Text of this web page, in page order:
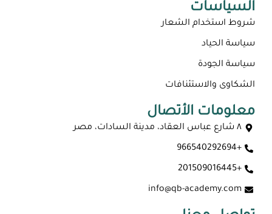
ماجستير عن بعد معتمد في السعودية 2026
السياسات
شروط استخدام الشعار
سياسة الحياد
سياسة الجودة
الشكاوى والاستئنافات
معلومات الأتصال
٨ شارع عباس العقاد، مدينة السادات، مصر
+966540292694
+201509016445
info@qb-academy.com